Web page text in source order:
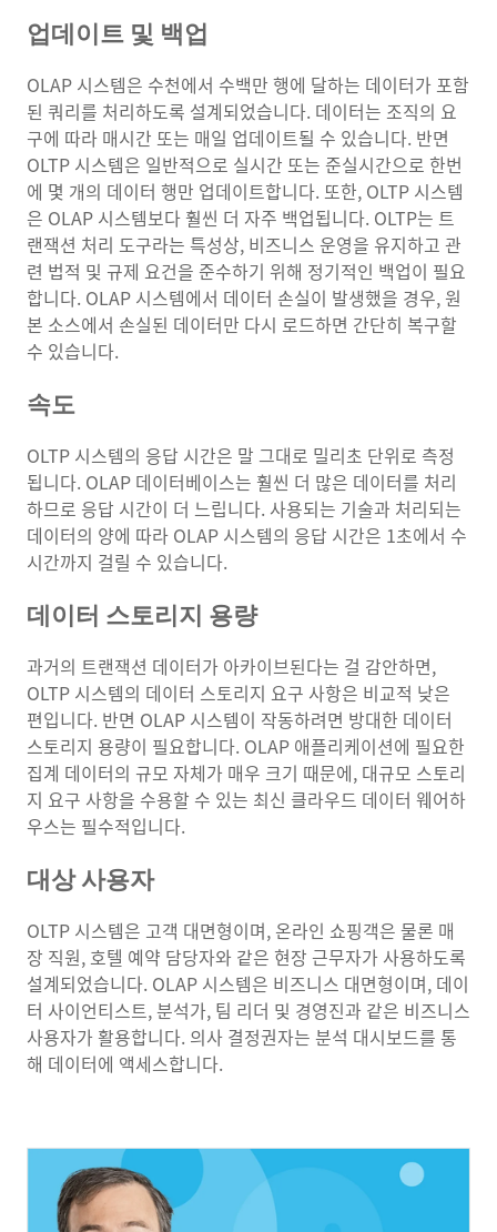
업데이트 및 백업
OLAP 시스템은 수천에서 수백만 행에 달하는 데이터가 포함
된 쿼리를 처리하도록 설계되었습니다. 데이터는 조직의 요
구에 따라 매시간 또는 매일 업데이트될 수 있습니다. 반면
OLTP 시스템은 일반적으로 실시간 또는 준실시간으로 한번
에 몇 개의 데이터 행만 업데이트합니다. 또한, OLTP 시스템
은 OLAP 시스템보다 훨씬 더 자주 백업됩니다. OLTP는 트
랜잭션 처리 도구라는 특성상, 비즈니스 운영을 유지하고 관
련 법적 및 규제 요건을 준수하기 위해 정기적인 백업이 필요
합니다. OLAP 시스템에서 데이터 손실이 발생했을 경우, 원
본 소스에서 손실된 데이터만 다시 로드하면 간단히 복구할
수 있습니다.
속도
OLTP 시스템의 응답 시간은 말 그대로 밀리초 단위로 측정
됩니다. OLAP 데이터베이스는 훨씬 더 많은 데이터를 처리
하므로 응답 시간이 더 느립니다. 사용되는 기술과 처리되는
데이터의 양에 따라 OLAP 시스템의 응답 시간은 1초에서 수
시간까지 걸릴 수 있습니다.
데이터 스토리지 용량
과거의 트랜잭션 데이터가 아카이브된다는 걸 감안하면,
OLTP 시스템의 데이터 스토리지 요구 사항은 비교적 낮은
편입니다. 반면 OLAP 시스템이 작동하려면 방대한 데이터
스토리지 용량이 필요합니다. OLAP 애플리케이션에 필요한
집계 데이터의 규모 자체가 매우 크기 때문에, 대규모 스토리
지 요구 사항을 수용할 수 있는 최신 클라우드 데이터 웨어하
우스는 필수적입니다.
대상 사용자
OLTP 시스템은 고객 대면형이며, 온라인 쇼핑객은 물론 매
장 직원, 호텔 예약 담당자와 같은 현장 근무자가 사용하도록
설계되었습니다. OLAP 시스템은 비즈니스 대면형이며, 데이
터 사이언티스트, 분석가, 팀 리더 및 경영진과 같은 비즈니스
사용자가 활용합니다. 의사 결정권자는 분석 대시보드를 통
해 데이터에 액세스합니다.